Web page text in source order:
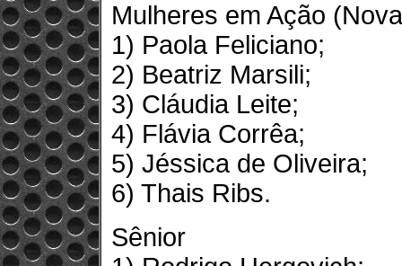
Mulheres em Ação
1) Paola Feliciano;
2) Beatriz Marsili;
3) Cláudia Leite;
4) Flávia Corrêa;
5) Jéssica de Oliveira;
6) Thais Ribs.
Sênior